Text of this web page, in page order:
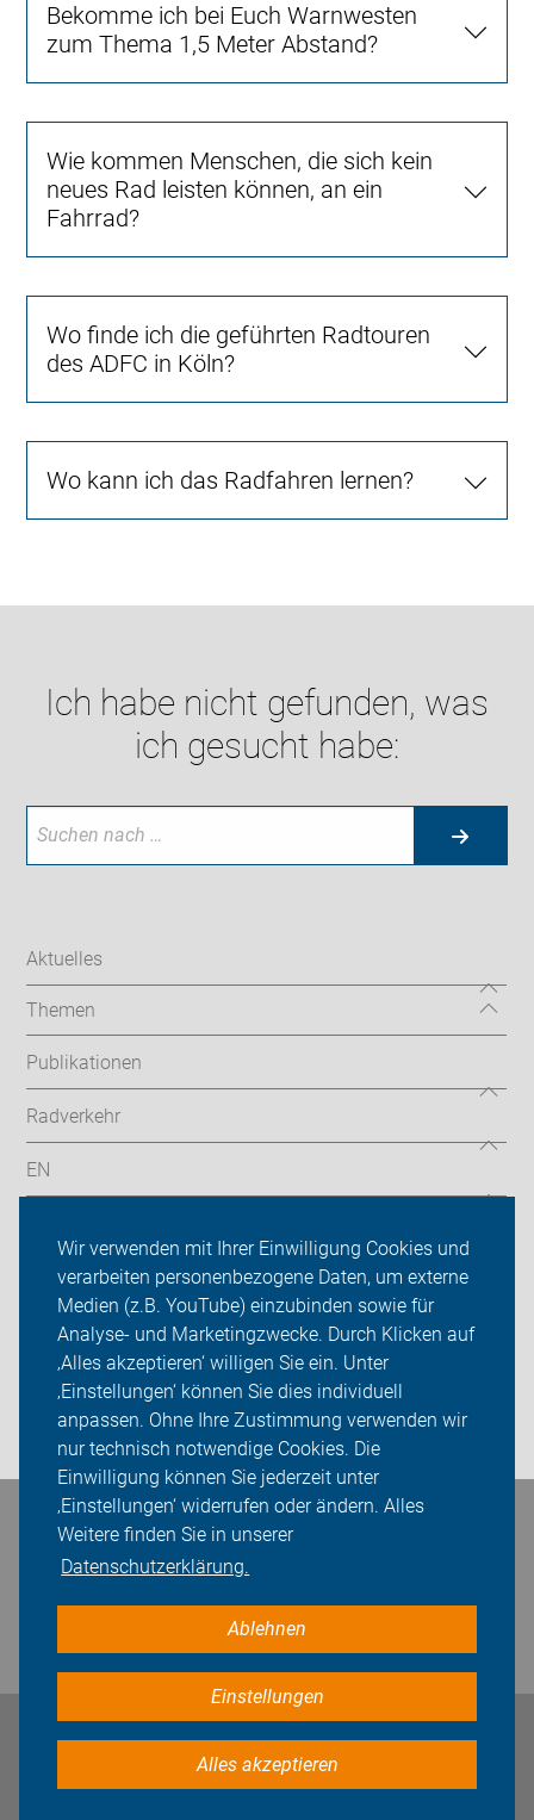
Wir verwenden mit Ihrer Einwilligung Cookies und
verarbeiten personenbezogene Daten, um externe
Medien (z.B. YouTube) einzubinden sowie für
Analyse- und Marketingzwecke. Durch Klicken auf
‚Alles akzeptieren‘ willigen Sie ein. Unter
‚Einstellungen‘ können Sie dies individuell
anpassen. Ohne Ihre Zustimmung verwenden wir
nur technisch notwendige Cookies. Die
Einwilligung können Sie jederzeit unter
‚Einstellungen‘ widerrufen oder ändern. Alles
Weitere finden Sie in unserer
Datenschutzerklärung.
Ablehnen
Einstellungen
Alles akzeptieren
Bekomme ich bei Euch Warnwesten
zum Thema 1,5 Meter Abstand?
Wie kommen Menschen, die sich kein
neues Rad leisten können, an ein
Fahrrad?
Wo finde ich die geführten Radtouren
des ADFC in Köln?
Wo kann ich das Radfahren lernen?
Ich habe nicht gefunden, was
ich gesucht habe:
Aktuelles
Themen
Publikationen
Radverkehr
EN
ADFC Köln
Sei dabei
Presse
Bleiben Sie in Kontakt